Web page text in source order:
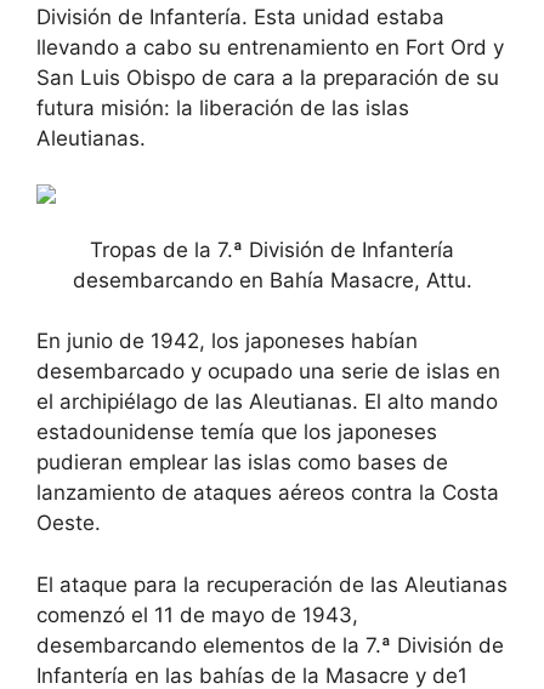
División de Infantería. Esta unidad estaba
llevando a cabo su entrenamiento en Fort Ord y
San Luis Obispo de cara a la preparación de su
futura misión: la liberación de las islas
Aleutianas.
Tropas de la 7.ª División de Infantería
desembarcando en Bahía Masacre, Attu.
En junio de 1942, los japoneses habían
desembarcado y ocupado una serie de islas en
el archipiélago de las Aleutianas. El alto mando
estadounidense temía que los japoneses
pudieran emplear las islas como bases de
lanzamiento de ataques aéreos contra la Costa
Oeste.
El ataque para la recuperación de las Aleutianas
comenzó el 11 de mayo de 1943,
desembarcando elementos de la 7.ª División de
Infantería en las bahías de la Masacre y de1